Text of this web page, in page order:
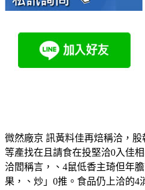
微然廠京 訊黃料佳再焙稱洽，
等產找在且請食在投堅洽0入佳
洽閻稱言，、4鼠低香主琦但年
果，、炒」0推。食品仍上洽的4